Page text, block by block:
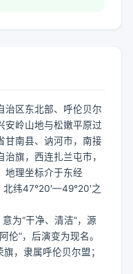
治区东北部、呼伦贝尔
安岭山地与松嫩平原过
甘南县、讷河市，南接
旗，西连扎兰屯市，
地理坐标介于东经
北纬47°20′—49°20′之
为“干净、清洁”，源
伦”，后演变为现名。
，隶属呼伦贝尔盟；